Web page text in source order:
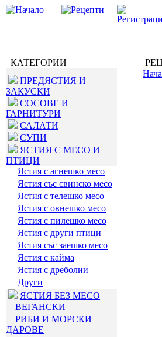
КАТЕГОРИИ
ПРЕДЯСТИЯ И
ЗАКУСКИ
СОСОВЕ И
ГАРНИТУРИ
САЛАТИ
СУПИ
ЯСТИЯ С МЕСО И
ПТИЦИ
Ястия с агнешко месо
Ястия със свинско месо
Ястия с телешко месо
Ястия с овнешко месо
Ястия с пилешко месо
Ястия с други птици
Ястия със заешко месо
Ястия с кайма
Ястия с дреболии
Други
ЯСТИЯ БЕЗ МЕСО
ВЕГАНСКИ
РИБИ И МОРСКИ
ДАРОВЕ